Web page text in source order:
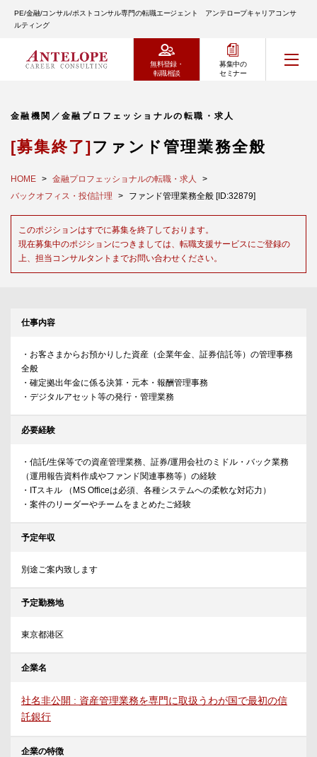
PE/金融/コンサル/ポストコンサル専門の転職エージェント アンテロープキャリアコンサ
ルティング
無料登録・
転職相談
募集中の
セミナー
金融機関／金融プロフェッショナルの転職・求人
[募集終了] ファンド管理業務全般
HOME
金融プロフェッショナルの転職・求人
バックオフィス・投信計理
ファンド管理業務全般 [ID:32879]
このポジションはすでに募集を終了しております。
現在募集中のポジションにつきましては、転職支援サービスにご登録の
上、担当コンサルタントまでお問い合わせください。
仕事内容
・お客さまからお預かりした資産（企業年金、証券信託等）の管理事務
全般
・確定拠出年金に係る決算・元本・報酬管理事務
・デジタルアセット等の発行・管理業務
必要経験
・信託/生保等での資産管理業務、証券/運用会社のミドル・バック業務
（運用報告資料作成やファンド関連事務等）の経験
・ITスキル （MS Officeは必須、各種システムへの柔軟な対応力）
・案件のリーダーやチームをまとめたご経験
予定年収
別途ご案内致します
予定勤務地
東京都港区
企業名
社名非公開 : 資産管理業務を専門に取扱うわが国で最初の信
託銀行
企業の特徴